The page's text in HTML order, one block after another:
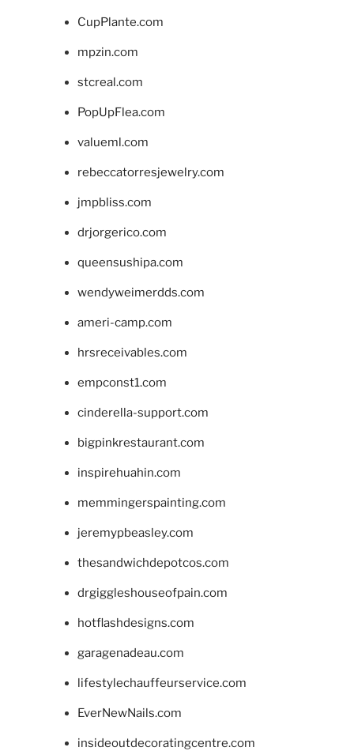
CupPlante.com
mpzin.com
stcreal.com
PopUpFlea.com
valueml.com
rebeccatorresjewelry.com
jmpbliss.com
drjorgerico.com
queensushipa.com
wendyweimerdds.com
ameri-camp.com
hrsreceivables.com
empconst1.com
cinderella-support.com
bigpinkrestaurant.com
inspirehuahin.com
memmingerspainting.com
jeremypbeasley.com
thesandwichdepotcos.com
drgiggleshouseofpain.com
hotflashdesigns.com
garagenadeau.com
lifestylechauffeurservice.com
EverNewNails.com
insideoutdecoratingcentre.com